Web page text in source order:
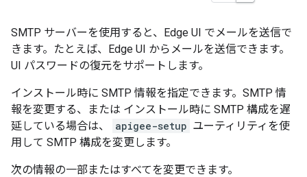
SMTP サーバーを使用すると、Edge UI でメールを送信で
きます。たとえば、Edge UI からメールを送信できます。
UI パスワードの復元をサポートします。
インストール時に SMTP 情報を指定できます。SMTP 情
報を変更する、または インストール時に SMTP 構成を遅
延している場合は、
apigee-setup ユーティリティを使
用して SMTP 構成を変更します。
次の情報の一部またはすべてを変更できます。